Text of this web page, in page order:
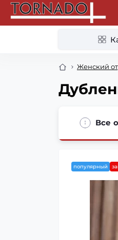
Женский
Все
популярный